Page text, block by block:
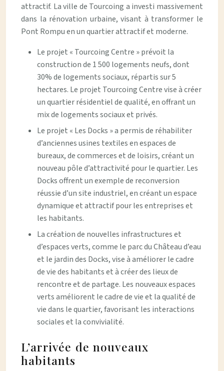
attractif. La ville de Tourcoing a investi massivement
dans la rénovation urbaine, visant à transformer le
Pont Rompu en un quartier attractif et moderne.
Le projet « Tourcoing Centre » prévoit la
construction de 1 500 logements neufs, dont
30% de logements sociaux, répartis sur 5
hectares. Le projet Tourcoing Centre vise à créer
un quartier résidentiel de qualité, en offrant un
mix de logements sociaux et privés.
Le projet « Les Docks » a permis de réhabiliter
d’anciennes usines textiles en espaces de
bureaux, de commerces et de loisirs, créant un
nouveau pôle d’attractivité pour le quartier. Les
Docks offrent un exemple de reconversion
réussie d’un site industriel, en créant un espace
dynamique et attractif pour les entreprises et
les habitants.
La création de nouvelles infrastructures et
d’espaces verts, comme le parc du Château d’eau
et le jardin des Docks, vise à améliorer le cadre
de vie des habitants et à créer des lieux de
rencontre et de partage. Les nouveaux espaces
verts améliorent le cadre de vie et la qualité de
vie dans le quartier, favorisant les interactions
sociales et la convivialité.
L’arrivée de nouveaux
habitants